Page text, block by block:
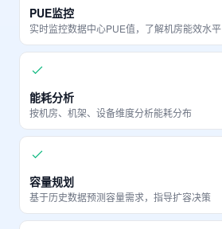
PUE监控
实时监控数据中心PUE值，了解机房能效水平
能耗分析
按机房、机架、设备维度分析能耗分布
容量规划
基于历史数据预测容量需求，指导扩容决策